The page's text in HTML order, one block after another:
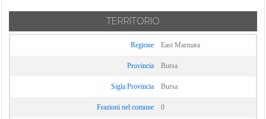
TERRITORIO
Regione East Marmara
Provincia Bursa
Sigla Provincia Bursa
Frazioni nel comune 0